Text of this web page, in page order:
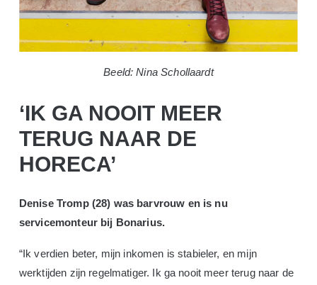
Beeld: Nina Schollaardt
‘IK GA NOOIT MEER
TERUG NAAR DE
HORECA’
Denise Tromp (28) was barvrouw en is nu
servicemonteur bij Bonarius.
“Ik verdien beter, mijn inkomen is stabieler, en mijn
werktijden zijn regelmatiger. Ik ga nooit meer terug naar de